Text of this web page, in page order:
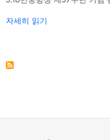
5.18민중항쟁 제37주년 기념
자세히 읽기